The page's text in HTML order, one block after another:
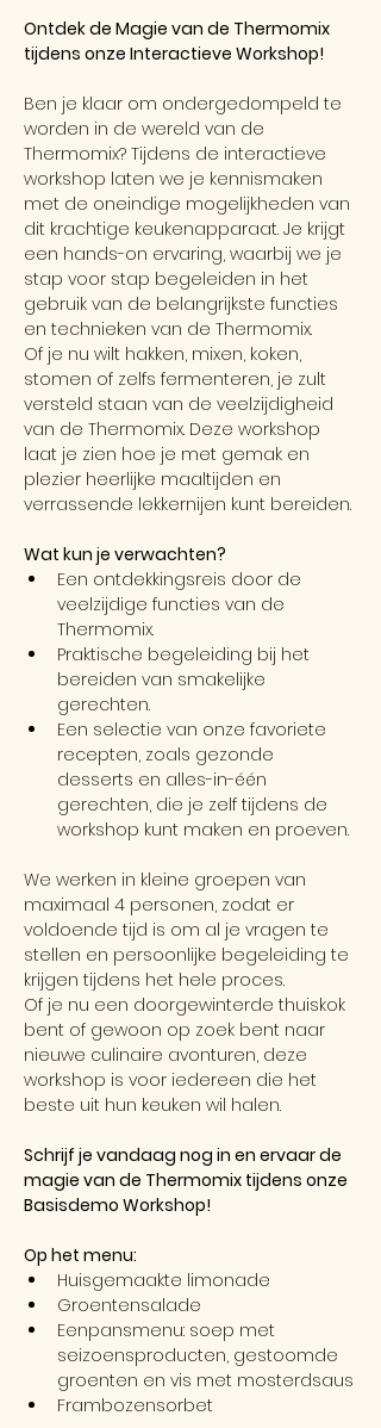
Ontdek de Magie van de Thermomix
tijdens onze Interactieve Workshop!
Ben je klaar om ondergedompeld te
worden in de wereld van de
Thermomix? Tijdens de interactieve
workshop laten we je kennismaken
met de oneindige mogelijkheden van
dit krachtige keukenapparaat. Je krijgt
een hands-on ervaring, waarbij we je
stap voor stap begeleiden in het
gebruik van de belangrijkste functies
en technieken van de Thermomix.
Of je nu wilt hakken, mixen, koken,
stomen of zelfs fermenteren, je zult
versteld staan van de veelzijdigheid
van de Thermomix. Deze workshop
laat je zien hoe je met gemak en
plezier heerlijke maaltijden en
verrassende lekkernijen kunt bereiden.
Wat kun je verwachten?
Een ontdekkingsreis door de
veelzijdige functies van de
Thermomix.
Praktische begeleiding bij het
bereiden van smakelijke
gerechten.
Een selectie van onze favoriete
recepten, zoals gezonde
desserts en alles-in-één
gerechten, die je zelf tijdens de
workshop kunt maken en proeven.
We werken in kleine groepen van
maximaal 4 personen, zodat er
voldoende tijd is om al je vragen te
stellen en persoonlijke begeleiding te
krijgen tijdens het hele proces.
Of je nu een doorgewinterde thuiskok
bent of gewoon op zoek bent naar
nieuwe culinaire avonturen, deze
workshop is voor iedereen die het
beste uit hun keuken wil halen.
Schrijf je vandaag nog in en ervaar de
magie van de Thermomix tijdens onze
Basisdemo Workshop!
Op het menu:
Huisgemaakte limonade
Groentensalade
Eenpansmenu: soep met
seizoensproducten, gestoomde
groenten en vis met mosterdsaus
Frambozensorbet